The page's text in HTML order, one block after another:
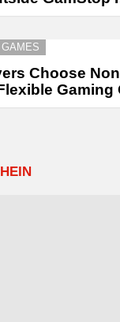
GAMES
Choose
Gaming